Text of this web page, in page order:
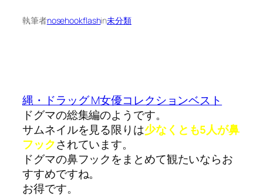
執筆者nosehookflashin未分類
縄・ドラッグ M女優コレクションベスト
ドグマの総集編のようです。
サムネイルを見る限りは少なくとも5人が鼻
フックされています。
ドグマの鼻フックをまとめて観たいならお
すすめですね。
お得です。